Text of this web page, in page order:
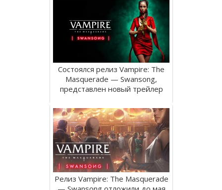
Состоялся релиз Vampire: The
Masquerade — Swansong,
представлен новый трейлер
Релиз Vampire: The Masquerade